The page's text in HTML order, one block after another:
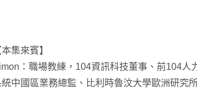
本集來賓】
：職場教練，104資訊科技董事、前104人
統中國區業務總監、比利時魯汶大學歐洲研究